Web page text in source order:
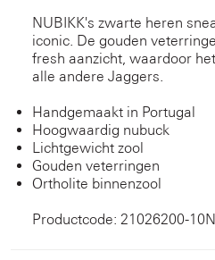
NUBIKK's zwarte heren
iconic. De gouden
fresh aanzicht, waardoor
alle andere Jaggers.
Handgemaakt in Portugal
Hoogwaardig nubuck
Lichtgewicht zool
Gouden veterringen
Ortholite binnenzool
Productcode: 21026200-10N